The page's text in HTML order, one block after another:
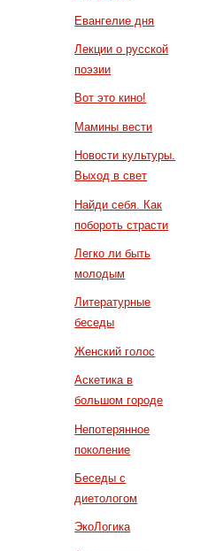
Евангелие дня
Лекции о русской
поэзии
Вот это кино!
Мамины вести
Новости культуры.
Выход в свет
Найди себя. Как
побороть страсти
Легко ли быть
молодым
Литературные
беседы
Женский голос
Аскетика в
большом городе
Непотерянное
поколение
Беседы с
диетологом
ЭкоЛогика